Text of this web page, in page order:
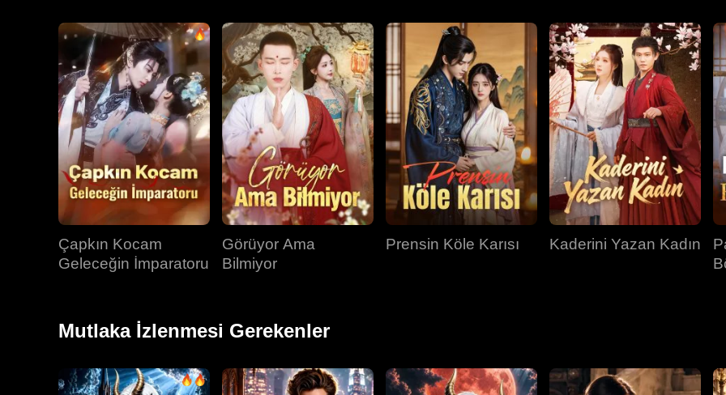
Çapkın Kocam
Geleceğin İmparatoru
Görüyor Ama
Bilmiyor
Prensin Köle Karısı Kaderini Yazan Kadın
Mutlaka İzlenmesi Gerekenler